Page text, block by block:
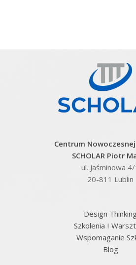
Centrum
SCHOLAR Piotr
ul. Jaśminowa 4/
20-811 Lublin
Design
Szkolenia I
Wspomaganie
Blog